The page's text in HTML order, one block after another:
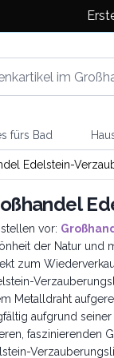
fürs Bad
Edelstein-
vor:
der Natur und
zum
Metalldraht
aufgrund
faszinierenden